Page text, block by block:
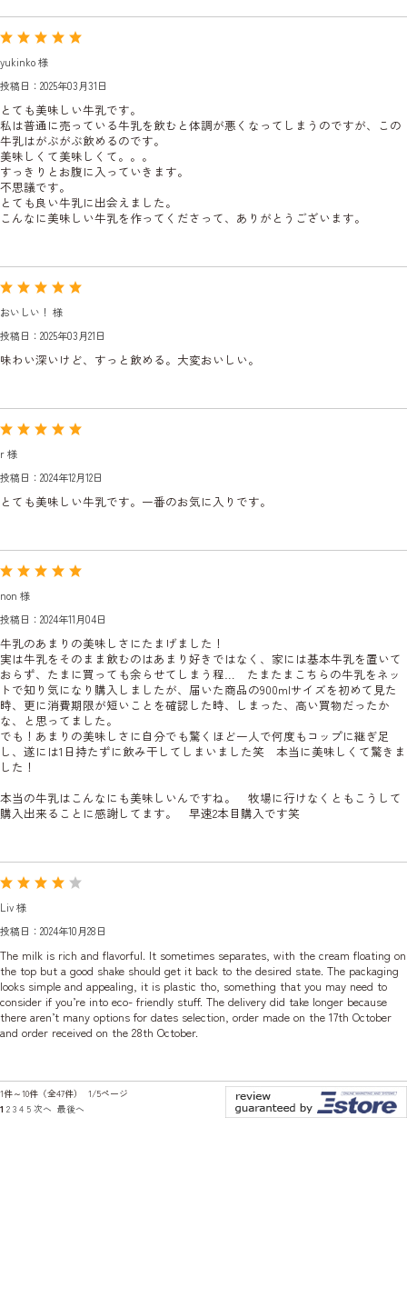
yukinko 様
投稿日：2025年03月31日
とても美味しい牛乳です。
私は普通に売っている牛乳を飲むと体調が悪くなってしまうのですが、この
牛乳はがぶがぶ飲めるのです。
美味しくて美味しくて。。。
すっきりとお腹に入っていきます。
不思議です。
とても良い牛乳に出会えました。
こんなに美味しい牛乳を作ってくださって、ありがとうございます。
おいしい！ 様
投稿日：2025年03月21日
味わい深いけど、すっと飲める。大変おいしい。
r 様
投稿日：2024年12月12日
とても美味しい牛乳です。一番のお気に入りです。
non 様
投稿日：2024年11月04日
牛乳のあまりの美味しさにたまげました！
実は牛乳をそのまま飲むのはあまり好きではなく、家には基本牛乳を置いて
おらず、たまに買っても余らせてしまう程… たまたまこちらの牛乳をネッ
トで知り気になり購入しましたが、届いた商品の900mlサイズを初めて見た
時、更に消費期限が短いことを確認した時、しまった、高い買物だったか
な、と思ってました。
でも！あまりの美味しさに自分でも驚くほど一人で何度もコップに継ぎ足
し、遂には1日持たずに飲み干してしまいました笑 本当に美味しくて驚きま
した！
本当の牛乳はこんなにも美味しいんですね。 牧場に行けなくともこうして
購入出来ることに感謝してます。 早速2本目購入です笑
Liv 様
投稿日：2024年10月28日
The milk is rich and flavorful. It sometimes separates, with the cream floating on
the top but a good shake should get it back to the desired state. The packaging
looks simple and appealing, it is plastic tho, something that you may need to
consider if you’re into eco- friendly stuff. The delivery did take longer because
there aren’t many options for dates selection, order made on the 17th October
and order received on the 28th October.
1件～10件（全47件） 1/5ページ
1 2 3 4 5 次へ 最後へ